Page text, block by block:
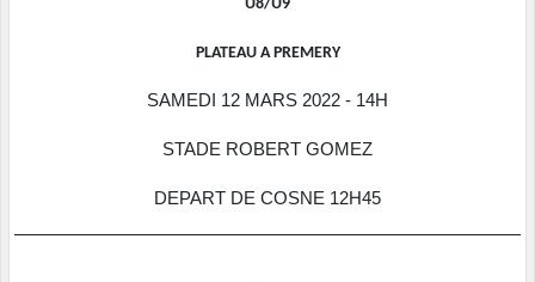
U8/U9
PLATEAU A PREMERY
SAMEDI 12 MARS 2022 - 14H
STADE ROBERT GOMEZ
DEPART DE COSNE 12H45